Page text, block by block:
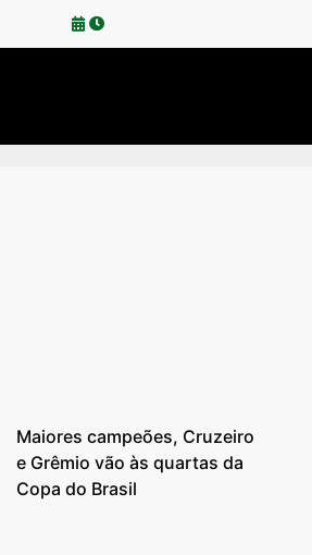
Maiores campeões, Cruzeiro
e Grêmio vão às quartas da
Copa do Brasil